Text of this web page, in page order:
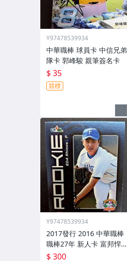
Y97478539934
中華職棒 球員卡 中信兄弟
隊卡 郭峰駿 親筆簽名卡
$ 35
競標
Y97478539934
2017發行 2016 中華職棒
職棒27年 新人卡 富邦悍將
陳仕朋 親筆簽名卡 rc05
$ 300